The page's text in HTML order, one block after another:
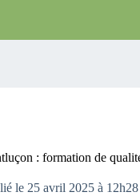
: formation de
le 25 avril 2025 à 12h28